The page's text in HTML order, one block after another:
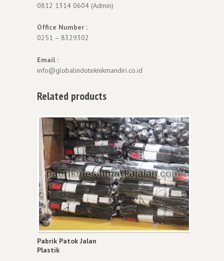
0812 1314 0604 (Admin)
Office Number :
0251 – 8329302
Email :
info@globalindoteknikmandiri.co.id
Related products
Pabrik Patok Jalan
Plastik